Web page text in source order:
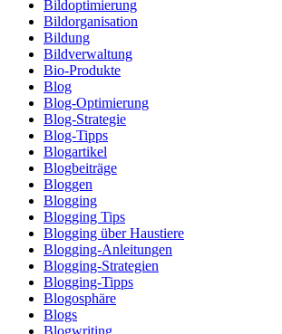
Bildoptimierung
Bildorganisation
Bildung
Bildverwaltung
Bio-Produkte
Blog
Blog-Optimierung
Blog-Strategie
Blog-Tipps
Blogartikel
Blogbeiträge
Bloggen
Blogging
Blogging Tips
Blogging über Haustiere
Blogging-Anleitungen
Blogging-Strategien
Blogging-Tipps
Blogosphäre
Blogs
Blogwriting